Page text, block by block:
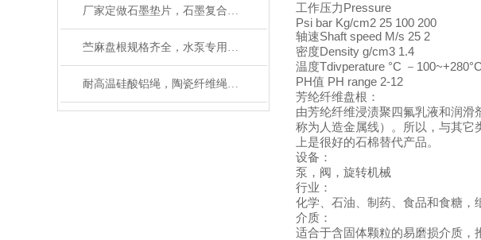
厂家定做石墨垫片，石墨复合垫片规格齐全
苎麻盘根规格齐全，水泵专用苎麻盘根垫
耐高温硅酸铝绳，陶瓷纤维绳区别在什么地方
工作压力Pressure
Psi bar Kg/cm2 25 100 200
轴速Shaft speed M/s 25 2
密度Density g/cm3 1.4
温度Tdivperature °C －100~+280°C
PH值 PH range 2-12
芳纶纤维盘根：
由芳纶纤维浸渍聚四氟乳液和润
称为人造金属线）。所以，与其它
上是很好的石棉替代产品。
设备：
泵，阀，旋转机械
行业：
化学、石油、制药、食品和食糖，
介质：
适合于含固体颗粒的易磨损介质，